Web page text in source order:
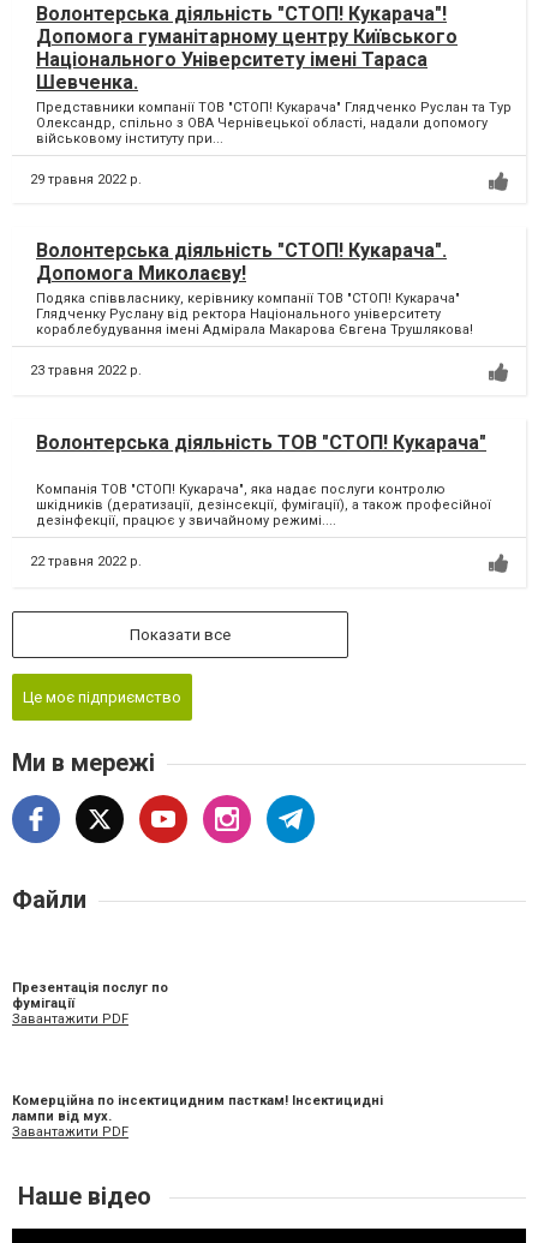
Волонтерська діяльність "СТОП! Кукарача"!
Допомога гуманітарному центру Київського
Національного Університету імені Тараса
Шевченка.
Представники компанії ТОВ "СТОП! Кукарача" Глядченко Руслан та Тур
Олександр, спільно з ОВА Чернівецької області, надали допомогу
військовому інституту при...
29 травня 2022 р.
Волонтерська діяльність "СТОП! Кукарача".
Допомога Миколаєву!
Подяка співвласнику, керівнику компанії ТОВ "СТОП! Кукарача"
Глядченку Руслану від ректора Національного університету
кораблебудування імені Адмірала Макарова Євгена Трушлякова!
23 травня 2022 р.
Волонтерська діяльність ТОВ "СТОП! Кукарача"
Компанія ТОВ "СТОП! Кукарача", яка надає послуги контролю
шкідників (дератизації, дезінсекції, фумігації), а також професійної
дезінфекції, працює у звичайному режимі....
22 травня 2022 р.
Показати все
Це моє підприємство
Ми в мережі
Файли
Презентація послуг по
фумігації
Завантажити PDF
Комерційна по інсектицидним пасткам! Інсектицидні
лампи від мух.
Завантажити PDF
Наше відео